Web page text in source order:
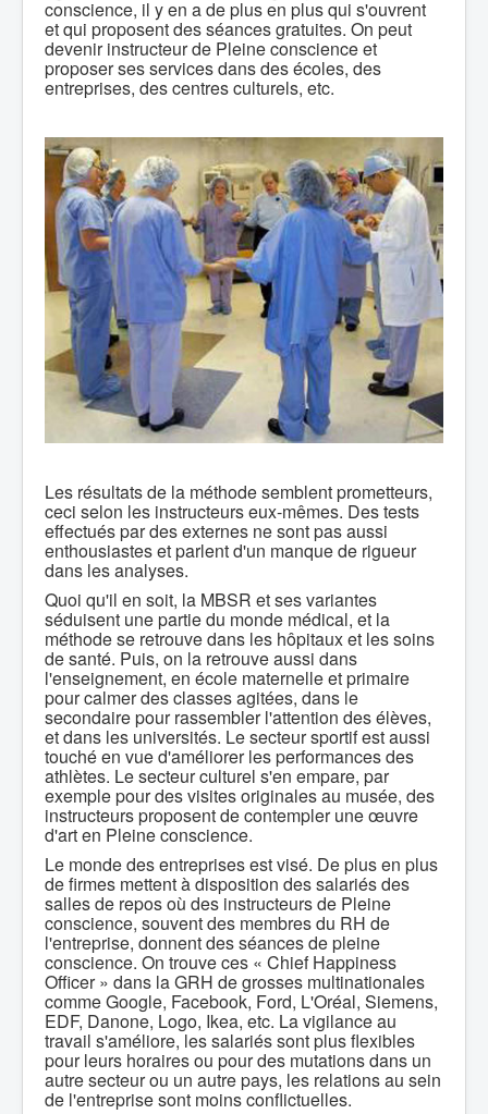
conscience, il y en a de plus en plus qui s'ouvrent
et qui proposent des séances gratuites. On peut
devenir instructeur de Pleine conscience et
proposer ses services dans des écoles, des
entreprises, des centres culturels, etc.
Les résultats de la méthode semblent prometteurs,
ceci selon les instructeurs eux-mêmes. Des tests
effectués par des externes ne sont pas aussi
enthousiastes et parlent d'un manque de rigueur
dans les analyses.
Quoi qu'il en soit, la MBSR et ses variantes
séduisent une partie du monde médical, et la
méthode se retrouve dans les hôpitaux et les soins
de santé. Puis, on la retrouve aussi dans
l'enseignement, en école maternelle et primaire
pour calmer des classes agitées, dans le
secondaire pour rassembler l'attention des élèves,
et dans les universités. Le secteur sportif est aussi
touché en vue d'améliorer les performances des
athlètes. Le secteur culturel s'en empare, par
exemple pour des visites originales au musée, des
instructeurs proposent de contempler une œuvre
d'art en Pleine conscience.
Le monde des entreprises est visé. De plus en plus
de firmes mettent à disposition des salariés des
salles de repos où des instructeurs de Pleine
conscience, souvent des membres du RH de
l'entreprise, donnent des séances de pleine
conscience. On trouve ces « Chief Happiness
Officer » dans la GRH de grosses multinationales
comme Google, Facebook, Ford, L'Oréal, Siemens,
EDF, Danone, Logo, Ikea, etc. La vigilance au
travail s'améliore, les salariés sont plus flexibles
pour leurs horaires ou pour des mutations dans un
autre secteur ou un autre pays, les relations au sein
de l'entreprise sont moins conflictuelles.